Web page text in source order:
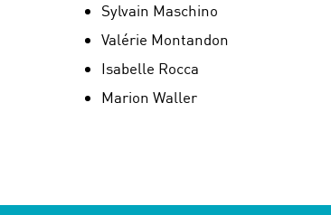
Sylvain Maschino
Valérie Montandon
Isabelle Rocca
Marion Waller